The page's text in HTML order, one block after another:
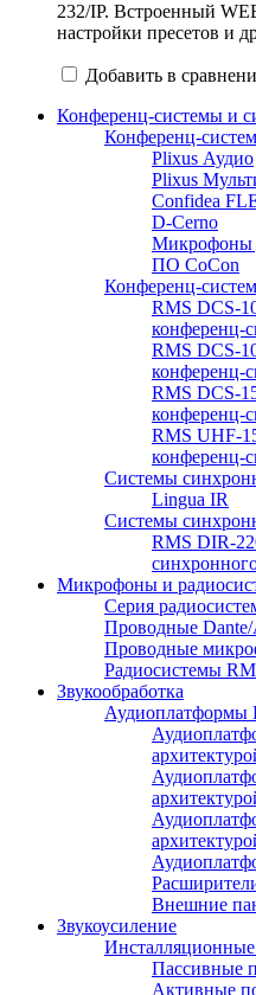
232/IP. Встроенный
настройки пресетов и
Добавить в
Конференц-системы и
Конференц-
Plixus Аудио
Plixus
Confidea
D-Cerno
Микрофоны
ПО CoCon
Конференц-
RMS DCS-
конференц-
RMS DCS-
конференц-
RMS DCS-
конференц-
RMS UHF-
конференц-
Системы
Lingua IR
Системы
RMS DIR-
Микрофоны и
Серия
Проводные
Проводные
Радиосистемы
Звукообработка
Аудиоплатформы
Внешние
Звукоусиление
Инсталляционные
Пассивные
Активные